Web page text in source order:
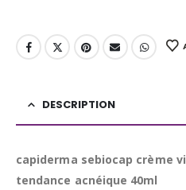
DESCRIPTION
capiderma sebiocap crème
tendance acnéique 40ml